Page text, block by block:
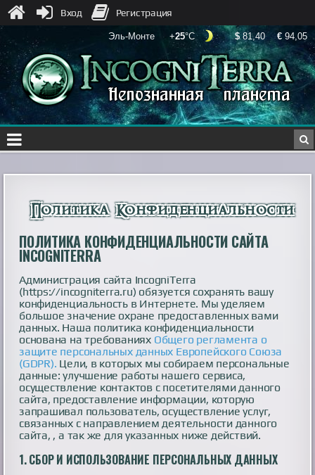
Политика Конфиденциальности
ПОЛИТИКА КОНФИДЕНЦИАЛЬНОСТИ САЙТА
INCOGNITERRA
Администрация сайта IncogniTerra
(https://incogniterra.ru) обязуется сохранять вашу
конфиденциальность в Интернете. Мы уделяем
большое значение охране предоставленных вами
данных. Наша политика конфиденциальности
основана на требованиях Общего регламента о
защите персональных данных Европейского Союза
(GDPR). Цели, в которых мы собираем персональные
данные: улучшение работы нашего сервиса,
осуществление контактов с посетителями данного
сайта, предоставление информации, которую
запрашивал пользователь, осуществление услуг,
связанных с направлением деятельности данного
сайта, , а так же для указанных ниже действий.
1.СБОР И ИСПОЛЬЗОВАНИЕ ПЕРСОНАЛЬНЫХ ДАННЫХ
Вход Регистрация